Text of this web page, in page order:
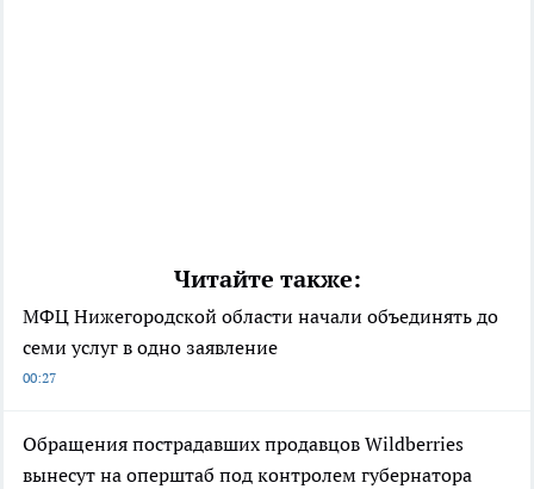
Читайте также:
МФЦ Нижегородской области начали объединять до
семи услуг в одно заявление
00:27
Обращения пострадавших продавцов Wildberries
вынесут на оперштаб под контролем губернатора